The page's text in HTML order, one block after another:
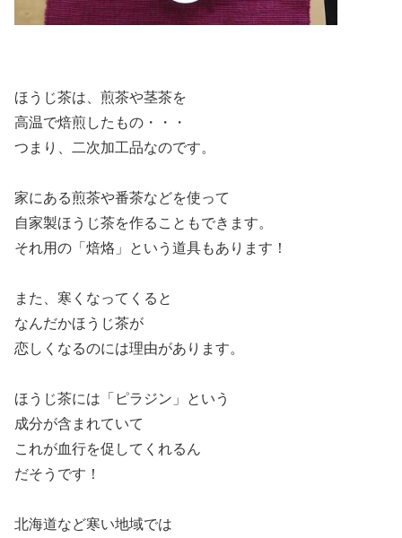
ほうじ茶は、煎茶や茎茶を
高温で焙煎したもの・・・
つまり、二次加工品なのです。
家にある煎茶や番茶などを使って
自家製ほうじ茶を作ることもできます。
それ用の「焙烙」という道具もあります！
また、寒くなってくると
なんだかほうじ茶が
恋しくなるのには理由があります。
ほうじ茶には「ピラジン」という
成分が含まれていて
これが血行を促してくれるん
だそうです！
北海道など寒い地域では